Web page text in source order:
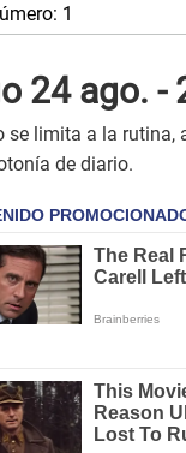
1
24 ago. -
se limita a la rutina,
de diario.